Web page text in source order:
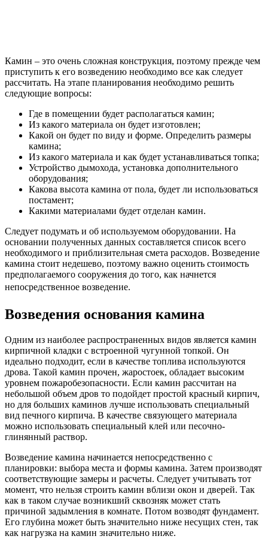
Камин – это очень сложная конструкция, поэтому прежде чем
приступить к его возведению необходимо все как следует
рассчитать. На этапе планирования необходимо решить
следующие вопросы:
Где в помещении будет располагаться камин;
Из какого материала он будет изготовлен;
Какой он будет по виду и форме. Определить размеры
камина;
Из какого материала и как будет устанавливаться топка;
Устройство дымохода, установка дополнительного
оборудования;
Какова высота камина от пола, будет ли использоваться
постамент;
Какими материалами будет отделан камин.
Следует подумать и об используемом оборудовании. На
основании полученных данных составляется список всего
необходимого и приблизительная смета расходов. Возведение
камина стоит недешево, поэтому важно оценить стоимость
предполагаемого сооружения до того, как начнется
непосредственное возведение.
Возведения основания камина
Одним из наиболее распространенных видов является камин
кирпичной кладки с встроенной чугунной топкой. Он
идеально подходит, если в качестве топлива используются
дрова. Такой камин прочен, жаростоек, обладает высоким
уровнем пожаробезопасности. Если камин рассчитан на
небольшой объем дров то подойдет простой красный кирпич,
но для больших каминов лучше использовать специальный
вид печного кирпича. В качестве связующего материала
можно использовать специальный клей или песочно-
глинянный раствор.
Возведение камина начинается непосредственно с
планировки: выбора места и формы камина. Затем производят
соответствующие замеры и расчеты. Следует учитывать тот
момент, что нельзя строить камин вблизи окон и дверей. Так
как в таком случае возникший сквозняк может стать
причиной задымления в комнате. Потом возводят фундамент.
Его глубина может быть значительно ниже несущих стен, так
как нагрузка на камин значительно ниже.